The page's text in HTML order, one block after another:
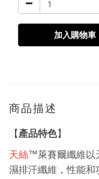
加入購物車
商品描述
【 產品特色】
天絲™萊賽爾纖維以
濕排汗纖維 ，性能和